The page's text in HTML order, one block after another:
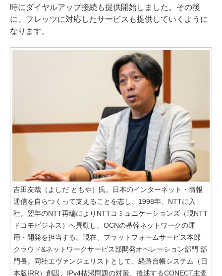
時にダイヤルアップ接続も提供開始しました。その後
に、フレッツに対応したサービスも提供していくように
なります。
吉田友哉（よしだ ともや）氏。日本のインターネット・情報
通信を自らつくって支えることを志し、1998年、NTTに入
社。翌年のNTT再編によりNTTコミュニケーションズ（現NTT
ドコモビジネス）へ異動し、OCNの基幹ネットワークの運
用・開発を担当する。現在、プラットフォームサービス本部
クラウド&ネットワークサービス部開発オペレーション部門 部
門長。同社エヴァンジェリストとして、経路台帳システム（日
本版IRR）創設、IPv4枯渇問題の対策、後述するCONECT主査